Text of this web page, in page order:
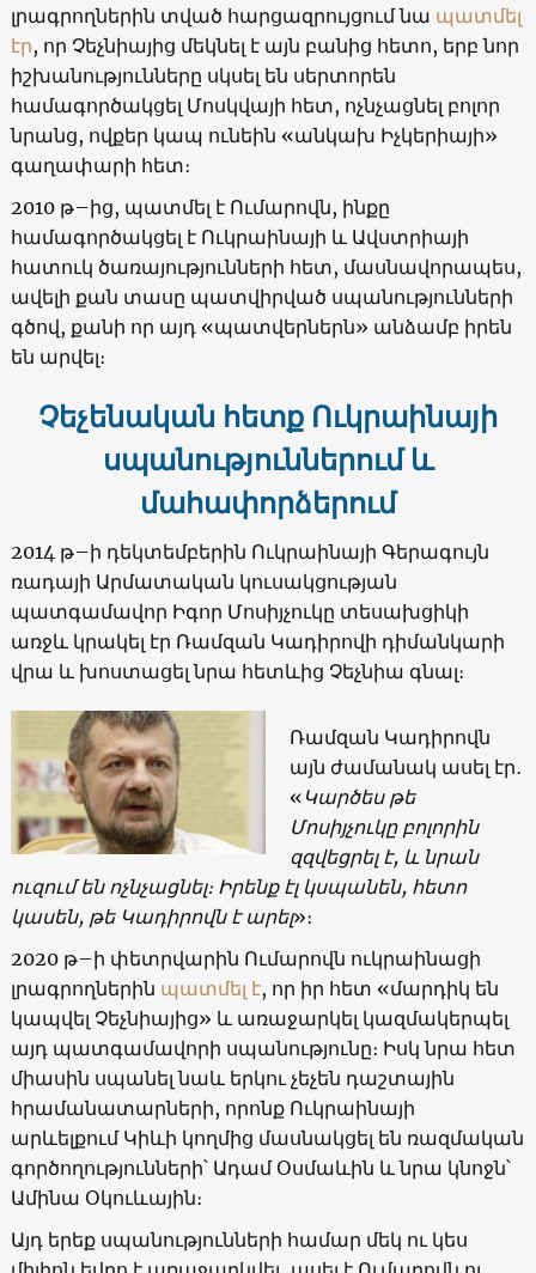
լրագրողներին տված հարցազրույցում նա պատմել
էր, որ Չեչնիայից մեկնել է այն բանից հետո, երբ նոր
իշխանությունները սկսել են սերտորեն
համագործակցել Մոսկվայի հետ, ոչնչացնել բոլոր
նրանց, ովքեր կապ ունեին «անկախ Իչկերիայի»
գաղափարի հետ։
2010 թ–ից, պատմել է Ումարովն, ինքը
համագործակցել է Ուկրաինայի և Ավստրիայի
հատուկ ծառայությունների հետ, մասնավորապես,
ավելի քան տասը պատվիրված սպանությունների
գծով, քանի որ այդ «պատվերներն» անձամբ իրեն
են արվել։
Չեչենական հետք Ուկրաինայի
սպանություններում և
մահափորձերում
2014 թ–ի դեկտեմբերին Ուկրաինայի Գերագույն
ռադայի Արմատական կուսակցության
պատգամավոր Իգոր Մոսիյչուկը տեսախցիկի
առջև կրակել էր Ռամզան Կադիրովի դիմանկարի
վրա և խոստացել նրա հետևից Չեչնիա գնալ։
Ռամզան Կադիրովն
այն ժամանակ ասել էր․
« Կարծես թե
Մոսիյչուկը բոլորին
զզվեցրել է, և նրան
ուզում են ոչնչացնել։ Իրենք էլ կսպանեն, հետո
կասեն, թե Կադիրովն է արել»։
2020 թ–ի փետրվարին Ումարովն ուկրաինացի
լրագրողներին պատմել է, որ իր հետ «մարդիկ են
կապվել Չեչնիայից» և առաջարկել կազմակերպել
այդ պատգամավորի սպանությունը։ Իսկ նրա հետ
միասին սպանել նաև երկու չեչեն դաշտային
հրամանատարների, որոնք Ուկրաինայի
արևելքում Կիևի կողմից մասնակցել են ռազմական
գործողությունների՝ Ադամ Օսմաևին և նրա կնոջն՝
Ամինա Օկուևային։
Այդ երեք սպանությունների համար մեկ ու կես